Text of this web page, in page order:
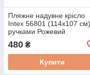
Пляжне надувне крісло
Intex 56801 (114х107
ручками Рожевий
480 ₴
Купити